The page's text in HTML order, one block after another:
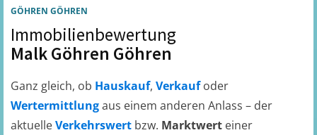
GÖHREN GÖHREN
Immobilienbewertung
Malk Göhren Göhren
Ganz gleich, ob Hauskauf, Verkaufoder
Wertermittlungaus einem anderen Anlass – der
aktuelleVerkehrswert bzw. Marktwert einer